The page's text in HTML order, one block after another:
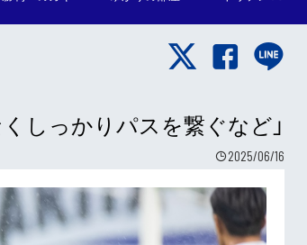
しっかりパスを繋ぐなど」
2025/06/16